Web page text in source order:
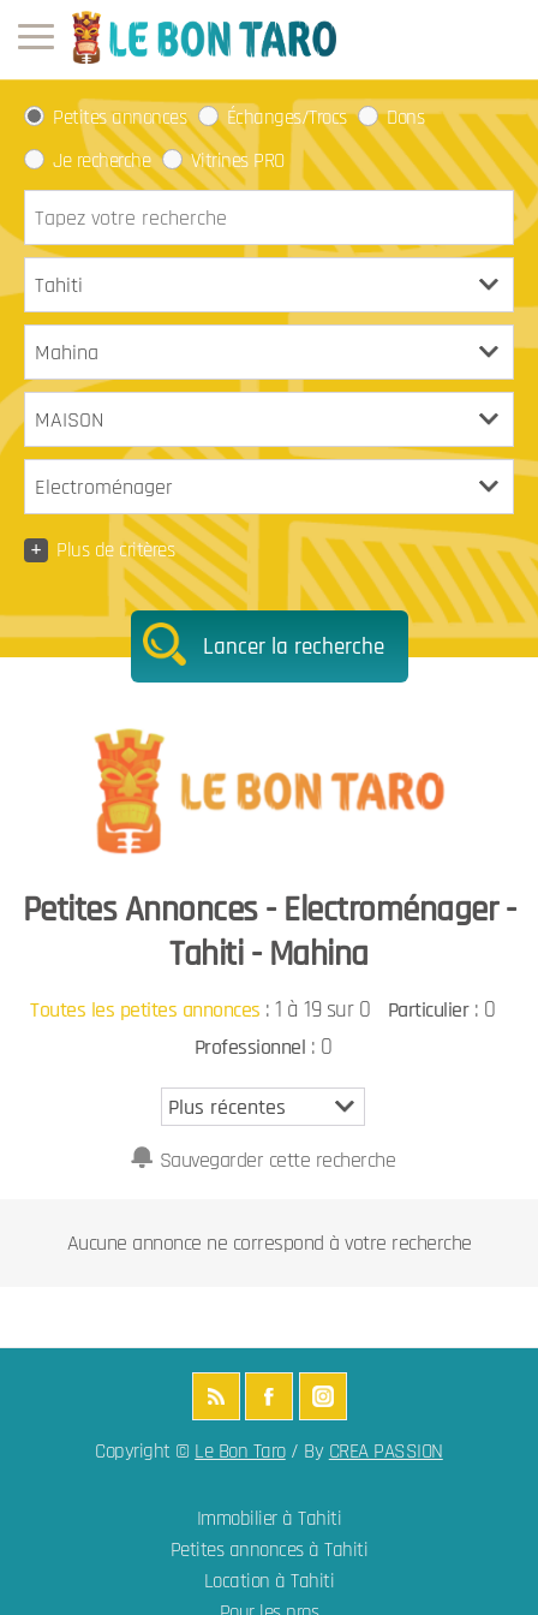
Petites annonces Échanges/Trocs
Dons
Je recherche
Vitrines PRO
+ Plus de critères
Lancer la recherche
Petites Annonces - Electroménager -
Tahiti - Mahina
Toutes les petites annonces :1 à 19 sur 0 Particulier: 0
Professionnel : 0
Sauvegarder cette recherche
Aucune annonce ne correspond à votre recherche
Copyright ©Le Bon Taro/ ByCREA PASSION
Immobilier à Tahiti
Petites annonces à Tahiti
Location à Tahiti